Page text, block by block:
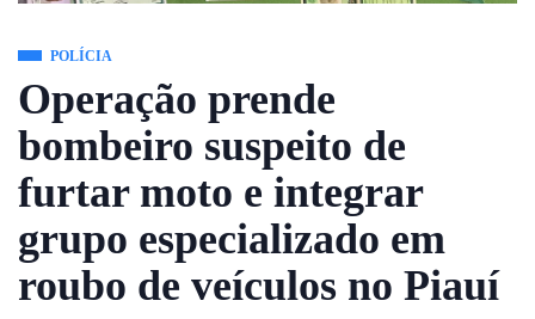
POLÍCIA
Operação prende
bombeiro suspeito de
furtar moto e integrar
grupo especializado em
roubo de veículos no Piauí